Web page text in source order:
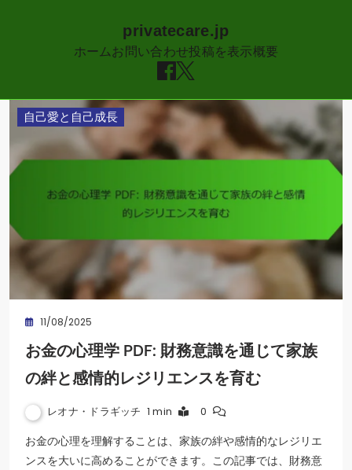
privatecare.jp
ホーム お問い合わせ投稿を表示概要
Skip
content
自己愛と自己成長
11/08/2025
お金の心理学 PDF: 財務意識を通じて家族
の絆と感情的レジリエンスを育む
レオナ・ドラギッチ 1 min 0
お金の心理を理解することは、家族の絆や感情的なレジリエ
ンスを大いに高めることができます。この記事では、財務意